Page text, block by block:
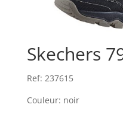
Skechers
Ref: 237615
Couleur: noir